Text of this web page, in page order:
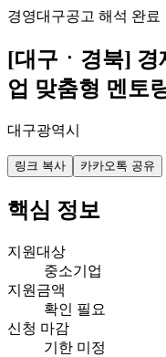
경영대구공고 해석 완료
[대구ㆍ경북] 경
업 맞춤형 멘토
대구광역시
링크 복사 카카오톡 공유
핵심 정보
지원대상
중소기업
지원금액
확인 필요
신청 마감
기한 미정